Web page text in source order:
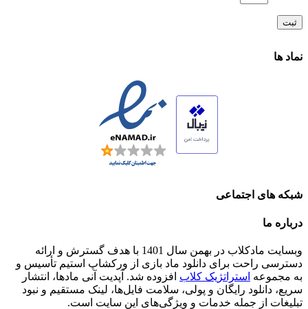
نماد ها
شبکه های اجتماعی
درباره ما
وبسایت مادکلاب در بهمن سال 1401 با هدف گسترش و ارائه
دسترسی راحت برای دانلود ماد بازی از ورکشاپ استیم تأسیس و
به مجموعه استراتژیک کلاب افزوده شد. آپدیت آنی مادها، انتشار
سریع، دانلود رایگان و پولی، سلامت فایل‌ها، لینک مستقیم و نبود
تبلیغات از جمله خدمات و ویژگی‌های این سایت است.